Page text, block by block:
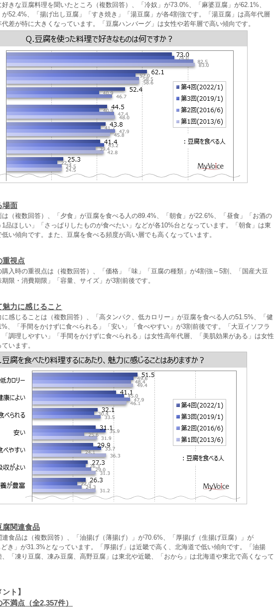
きな豆腐料理を聞いたところ（複数回答）、「冷奴」が73.0%、「麻婆豆腐」が62.1%、
が52.4%、「揚げ出し豆腐」「すき焼き」「湯豆腐」が各4割強です。「湯豆腐」は高年代層
差が特に大きくなっています。「豆腐ハンバーグ」は女性や若年層で高い傾向です。
場面
（複数回答）、「夕食」が豆腐を食べる人の89.4%、「朝食」が22.6%、「昼食」「お酒の
1品ほしい」「さっぱりしたものが食べたい」などが各10%台となっています。「朝食」は東
い傾向です。また、豆腐を食べる頻度が高い層でも高くなっています。
重視点
入時の重視点は（複数回答）、「価格」「味」「豆腐の種類」が4割強～5割、「国産大豆
限・消費期限」「容量、サイズ」が3割前後です。
魅力に感じること
感じることは（複数回答）、「高タンパク、低カロリー」が豆腐を食べる人の51.5%、「健
、「手間をかけずに食べられる」「安い」「食べやすい」が3割前後です。「大豆イソフラ
調理しやすい」「手間をかけずに食べられる」は女性高年代層、「美肌効果がある」は女性
います。
腐関連食品
食品は（複数回答）、「油揚げ（薄揚げ）」が70.6%、「厚揚げ（生揚げ豆腐）」が
き」が31.3%となっています。「厚揚げ」は近畿で高く、北海道で低い傾向です。「油揚
「凍り豆腐、凍み豆腐、高野豆腐」は東北や近畿、「おから」は北海道や東北で高くなって
ト】
満点（全2,357件）